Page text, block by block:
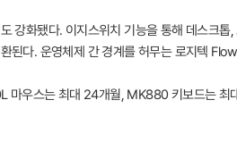
강화됐다. 이지스위치 기능을 통해 데스크
된다. 운영체제 간 경계를 허무는 로지텍
마우스는 최대 24개월, MK880 키보드는 최